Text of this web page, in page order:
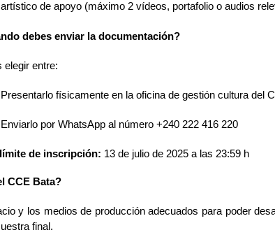
de apoyo (máximo 2 vídeos, portafolio o audios
debes enviar la documentación?
elegir entre:
Presentarlo físicamente en la oficina de gestión cultura del
Enviarlo por WhatsApp al número +240 222 416 220
límite de inscripción: 13 de julio de 2025 a las 23:59 h
CCE Bata?
y los medios de producción adecuados para poder
final.